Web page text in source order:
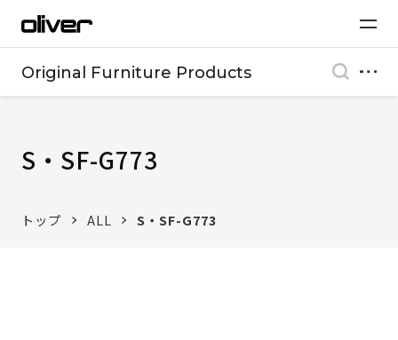
Original Furniture Products
S・SF-G773
トップ ALL S・SF-G773